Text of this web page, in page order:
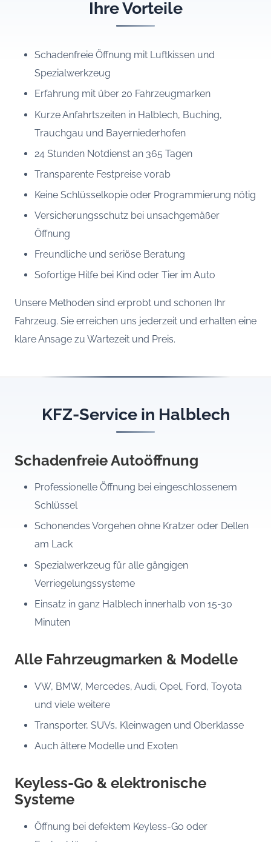
Ihre Vorteile
Schadenfreie Öffnung mit Luftkissen und
Spezialwerkzeug
Erfahrung mit über 20 Fahrzeugmarken
Kurze Anfahrtszeiten in Halblech, Buching,
Trauchgau und Bayerniederhofen
24 Stunden Notdienst an 365 Tagen
Transparente Festpreise vorab
Keine Schlüsselkopie oder Programmierung nötig
Versicherungsschutz bei unsachgemäßer
Öffnung
Freundliche und seriöse Beratung
Sofortige Hilfe bei Kind oder Tier im Auto
Unsere Methoden sind erprobt und schonen Ihr
Fahrzeug. Sie erreichen uns jederzeit und erhalten eine
klare Ansage zu Wartezeit und Preis.
KFZ-Service in Halblech
Schadenfreie Autoöffnung
Professionelle Öffnung bei eingeschlossenem
Schlüssel
Schonendes Vorgehen ohne Kratzer oder Dellen
am Lack
Spezialwerkzeug für alle gängigen
Verriegelungssysteme
Einsatz in ganz Halblech innerhalb von 15-30
Minuten
Alle Fahrzeugmarken & Modelle
VW, BMW, Mercedes, Audi, Opel, Ford, Toyota
und viele weitere
Transporter, SUVs, Kleinwagen und Oberklasse
Auch ältere Modelle und Exoten
Keyless-Go & elektronische
Systeme
Öffnung bei defektem Keyless-Go oder